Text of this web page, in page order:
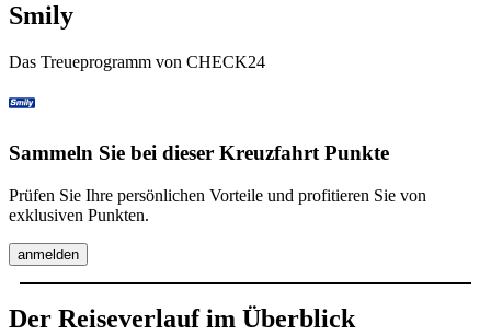
Smily
Das Treueprogramm von CHECK24
Sammeln Sie bei dieser Kreuzfahrt Punkte
Prüfen Sie Ihre persönlichen Vorteile und profitieren Sie von
exklusiven Punkten.
anmelden
Der Reiseverlauf im Überblick